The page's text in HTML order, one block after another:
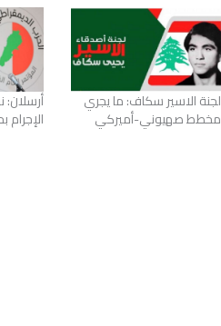
لجنة الاسير سكاف: ما يجري
مخطط صهيوني-أميركي